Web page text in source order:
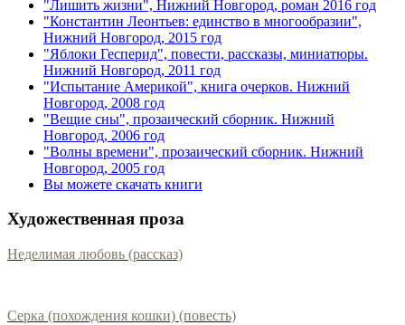
"Лишить жизни", Нижний Новгород, роман 2016 год
"Константин Леонтьев: единство в многообразии",
Нижний Новгород, 2015 год
"Яблоки Гесперид", повести, рассказы, миниатюры.
Нижний Новгород, 2011 год
"Испытание Америкой", книга очерков. Нижний
Новгород, 2008 год
"Вещие сны", прозаический сборник. Нижний
Новгород, 2006 год
"Волны времени", прозаический сборник. Нижний
Новгород, 2005 год
Вы можете скачать книги
Художественная проза
Неделимая любовь (рассказ)
Серка (похождения кошки) (повесть)